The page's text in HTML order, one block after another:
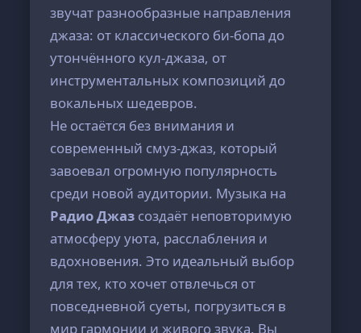
звучат разнообразные направления
джаза: от классического би-бопа до
утончённого кул-джаза, от
инструментальных композиций до
вокальных шедевров.
Не остаётся без внимания и
современный смуз-джаз, который
завоевал огромную популярность
среди новой аудитории. Музыка на
Радио Джаз создаёт неповторимую
атмосферу уюта, расслабления и
вдохновения. Это идеальный выбор
для тех, кто хочет отвлечься от
повседневной суеты, погрузиться в
мир гармонии и живого звука. Вы